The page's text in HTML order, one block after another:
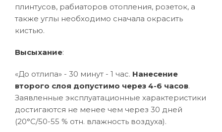
плинтусов, рабиаторов отопления, розеток, а
также углы необходимо сначала окрасить
кистью.
Высыхание:
«До отлипа» - 30 минут - 1 час. Нанесение
второго слоя допустимо через 4-6 часов.
Заявленные эксплуатационные характеристики
достигаются не менее чем через 30 дней
(20°C/50-55 % отн. влажность воздуха).